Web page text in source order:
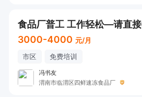
食品厂普工 工作轻松—请直
3000-4000 元/月
市区 免费培训
冯书友
渭南市临渭区四鲜速冻食品厂